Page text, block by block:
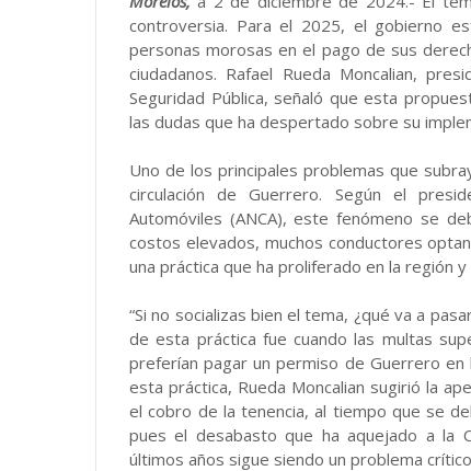
controversia. Para el 2025, el gobierno
personas morosas en el pago de sus
ciudadanos. Rafael Rueda Moncalian,
Seguridad Pública, señaló que esta
las dudas que ha despertado sobre su
Uno de los principales problemas que
circulación de Guerrero. Según el
Automóviles (ANCA), este fenómeno se
costos elevados, muchos conductores
una práctica que ha proliferado en la región
“Si no socializas bien el tema, ¿qué va a
de esta práctica fue cuando las multas
preferían pagar un permiso de Guerrero
esta práctica, Rueda Moncalian sugirió la
el cobro de la tenencia, al tiempo que se
pues el desabasto que ha aquejado a la
últimos años sigue siendo un problema